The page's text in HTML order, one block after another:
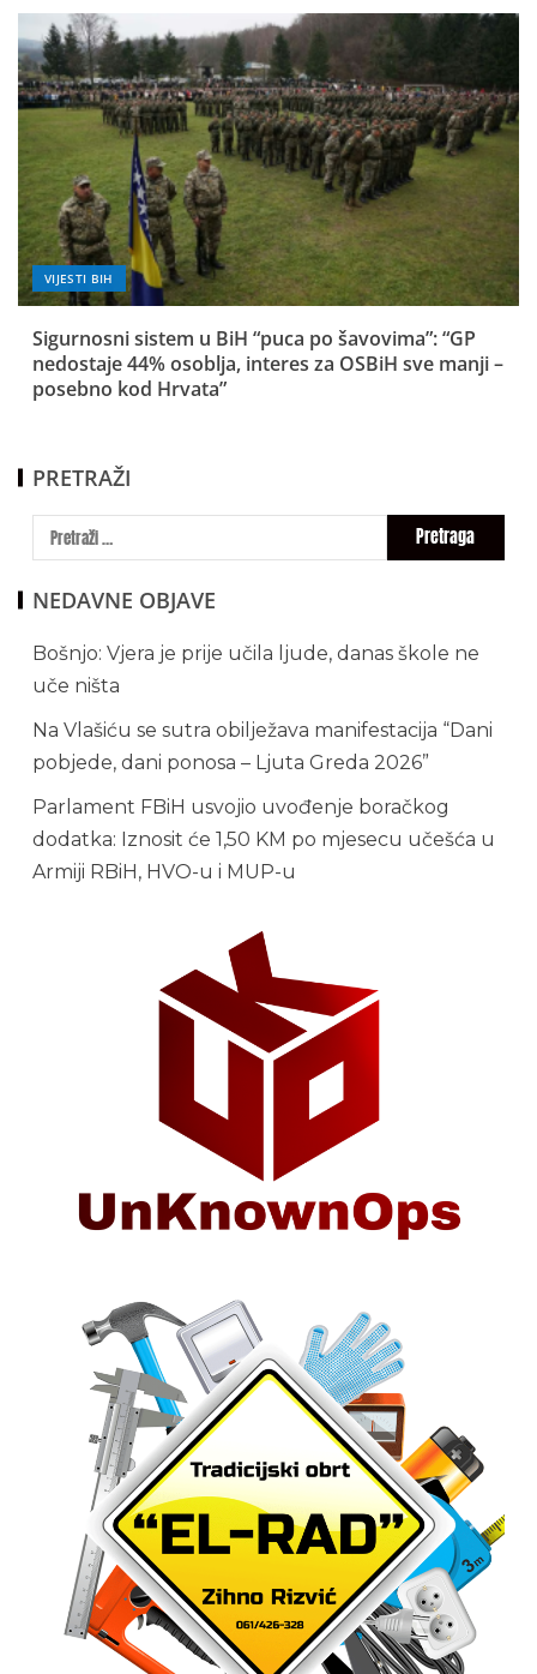
VIJESTI BIH
Sigurnosni sistem u BiH “puca po šavovima”: “GP
nedostaje 44% osoblja, interes za OSBiH sve manji –
posebno kod Hrvata”
PRETRAŽI
NEDAVNE OBJAVE
Bošnjo: Vjera je prije učila ljude, danas škole ne
uče ništa
Na Vlašiću se sutra obilježava manifestacija “Dani
pobjede, dani ponosa – Ljuta Greda 2026”
Parlament FBiH usvojio uvođenje boračkog
dodatka: Iznosit će 1,50 KM po mjesecu učešća u
Armiji RBiH, HVO-u i MUP-u